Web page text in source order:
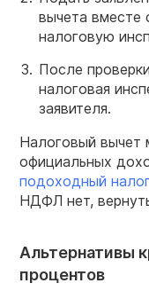
вычета вместе
налоговую
После
налоговая
заявителя.
Налоговый вычет
официальных
подоходный
НДФЛ нет,
Альтернативы
процентов